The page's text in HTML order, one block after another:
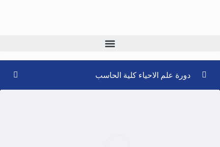
دورة علم الاحياء كلية الحاسب